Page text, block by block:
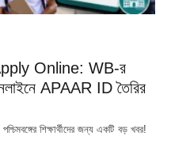
Online: WB-র
APAAR ID তৈরির
শিক্ষার্থীদের জন্য একটি বড় খবর!